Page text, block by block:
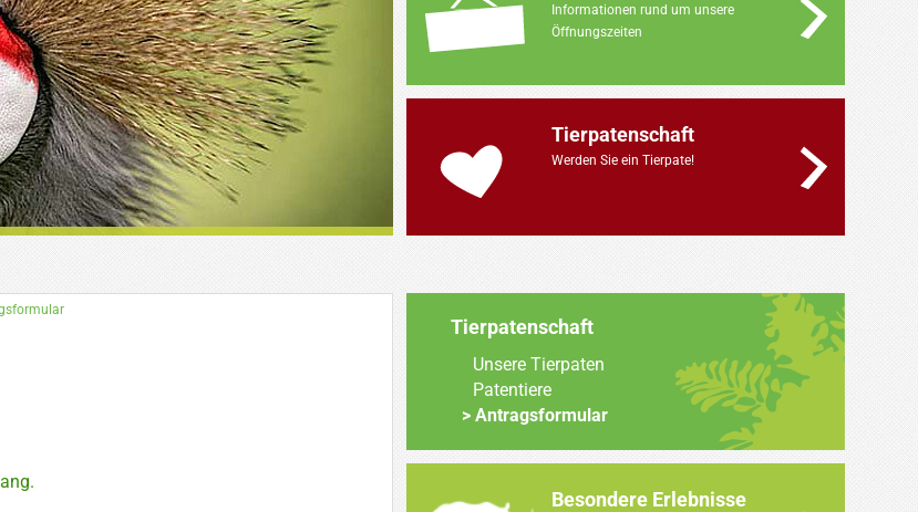
Informationen rund um unsere
Öffnungszeiten
Tierpatenschaft
Werden Sie ein Tierpate!
Tierpatenschaft
Unsere Tierpaten
Patentiere
Antragsformular
Besondere Erlebnisse